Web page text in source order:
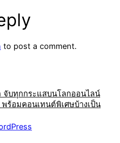
to post a comment.
จับทุกกระแสบนโลกออนไลน์
ร้อมคอนเทนต์พิเศษบ้างเป็น